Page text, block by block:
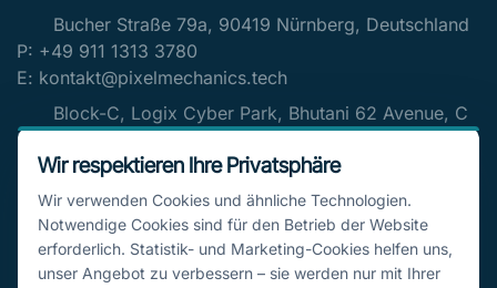
Bucher Straße 79a, 90419 Nürnberg, Deutschland
P: +49 911 1313 3780
E: kontakt@pixelmechanics.tech
Block-C, Logix Cyber Park, Bhutani 62 Avenue, C
Block, Phase 2, Industrial Area, Sector 62, Noida, Uttar
Pradesh 201309, India
P: +0120 318 5718
E: contact@pixelmechanics.tech
Wir respektieren Ihre Privatsphäre
Wir verwenden Cookies und ähnliche Technologien.
Notwendige Cookies sind für den Betrieb der Website
erforderlich. Statistik- und Marketing-Cookies helfen uns,
unser Angebot zu verbessern – sie werden nur mit Ihrer